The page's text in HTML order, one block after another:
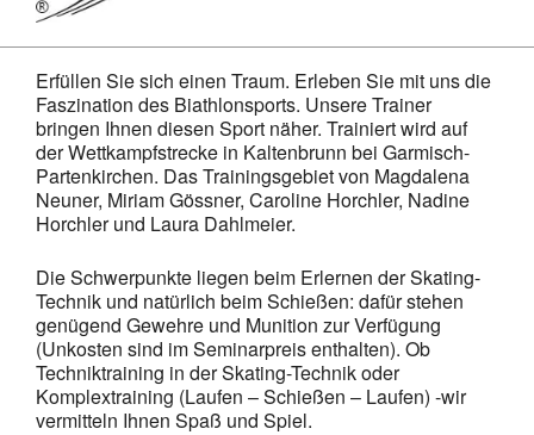
Erfüllen Sie sich einen Traum. Erleben Sie mit uns die
Faszination des Biathlonsports. Unsere Trainer
bringen Ihnen diesen Sport näher. Trainiert wird auf
der Wettkampfstrecke in Kaltenbrunn bei Garmisch-
Partenkirchen. Das Trainingsgebiet von Magdalena
Neuner, Miriam Gössner, Caroline Horchler, Nadine
Horchler und Laura Dahlmeier.
Die Schwerpunkte liegen beim Erlernen der Skating-
Technik und natürlich beim Schießen: dafür stehen
genügend Gewehre und Munition zur Verfügung
(Unkosten sind im Seminarpreis enthalten). Ob
Techniktraining in der Skating-Technik oder
Komplextraining (Laufen – Schießen – Laufen) -wir
vermitteln Ihnen Spaß und Spiel.